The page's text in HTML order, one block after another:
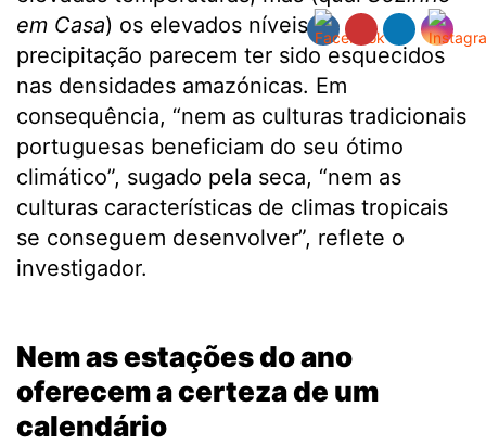
em Casa) os elevados níveis de
precipitação parecem ter sido esquecidos
nas densidades amazónicas. Em
consequência, “nem as culturas tradicionais
portuguesas beneficiam do seu ótimo
climático”, sugado pela seca, “nem as
culturas características de climas tropicais
se conseguem desenvolver”, reflete o
investigador.
Nem as estações do ano
oferecem a certeza de um
calendário